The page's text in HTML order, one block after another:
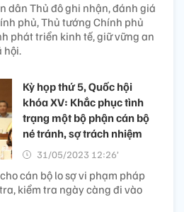
dân Thủ đô ghi nhận, đánh giá
phủ, Thủ tướng Chính phủ
phát triển kinh tế, giữ vững an
hội.
Kỳ họp thứ 5, Quốc hội
khóa XV: Khắc phục tình
trạng một bộ phận cán bộ
né tránh, sợ trách nhiệm
31/05/2023 12:26’
cán bộ lo sợ vi phạm pháp
kiểm tra ngày càng đi vào